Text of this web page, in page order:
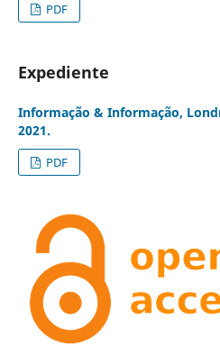
PDF
Expediente
Informação & Informação,
2021.
PDF